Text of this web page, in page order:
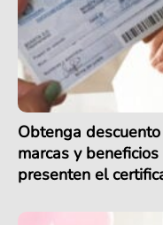
Obtenga
marcas y
presenten el